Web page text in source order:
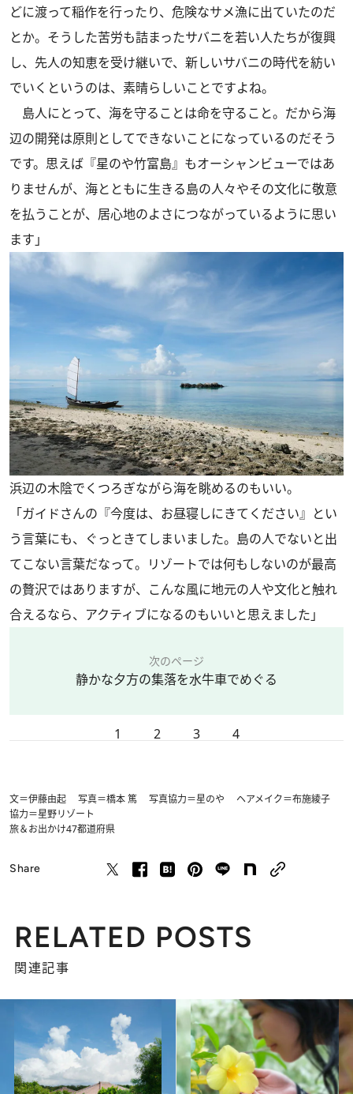
どに渡って稲作を行ったり、危険なサメ漁に出ていたのだ
とか。そうした苦労も詰まったサバニを若い人たちが復興
し、先人の知恵を受け継いで、新しいサバニの時代を紡い
でいくというのは、素晴らしいことですよね。
島人にとって、海を守ることは命を守ること。だから海
辺の開発は原則としてできないことになっているのだそう
です。思えば『星のや竹富島』もオーシャンビューではあ
りませんが、海とともに生きる島の人々やその文化に敬意
を払うことが、居心地のよさにつながっているように思い
ます」
浜辺の木陰でくつろぎながら海を眺めるのもいい。
「ガイドさんの『今度は、お昼寝しにきてください』とい
う言葉にも、ぐっときてしまいました。島の人でないと出
てこない言葉だなって。リゾートでは何もしないのが最高
の贅沢ではありますが、こんな風に地元の人や文化と触れ
合えるなら、アクティブになるのもいいと思えました」
次のページ
静かな夕方の集落を水牛車でめぐる
1 2 3 4
文＝伊藤由起 写真＝橋本 篤 写真協力＝星のや ヘアメイク＝布施綾子
協力＝星野リゾート
旅＆お出かけ47都道府県
Share
RELATED POSTS
関連記事